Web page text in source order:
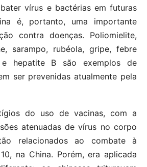
vírus e bactérias em futuras
é, portanto, uma importante
contra doenças. Poliomielite,
sarampo, rubéola, gripe, febre
e hepatite B são exemplos de
ser prevenidas atualmente pela
do uso de vacinas, com a
atenuadas de vírus no corpo
relacionados ao combate à
na China. Porém, era aplicada